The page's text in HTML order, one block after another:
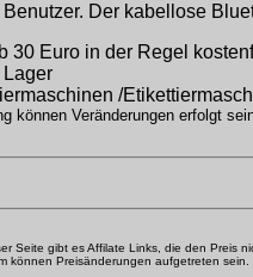
Der kabellose
30 Euro in der Regel
Lager
/
können Veränderungen erfolgt
Seite gibt es Affilate Links, die den Preis
können Preisänderungen aufgetreten